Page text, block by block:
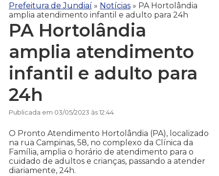
Prefeitura de Jundiaí » Notícias » PA Hortolândia
amplia atendimento infantil e adulto para 24h
PA Hortolândia
amplia atendimento
infantil e adulto para
24h
Publicada em 03/05/2023 às 12:44
O Pronto Atendimento Hortolândia (PA), localizado
na rua Campinas, 58, no complexo da Clínica da
Família, amplia o horário de atendimento para o
cuidado de adultos e crianças, passando a atender
diariamente, 24h.